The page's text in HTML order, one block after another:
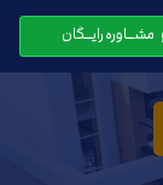
مشـــاوره رایـــگان